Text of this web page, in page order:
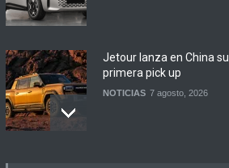
Jetour lanza en China su
primera pick up
NOTICIAS 7 agosto, 2026